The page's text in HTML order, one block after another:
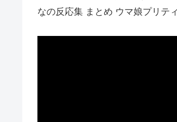
なの反応集 まとめ ウマ娘プリテ